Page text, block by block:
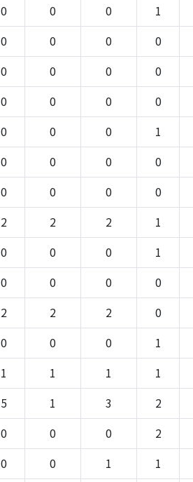
0 0 0 1
0 0 0 0
0 0 0 0
0 0 0 0
0 0 0 1
0 0 0 0
0 0 0 0
2 2 2 1
0 0 0 1
0 0 0 0
2 2 2 0
0 0 0 1
1 1 1 1
5 1 3 2
0 0 0 2
0 0 1 1